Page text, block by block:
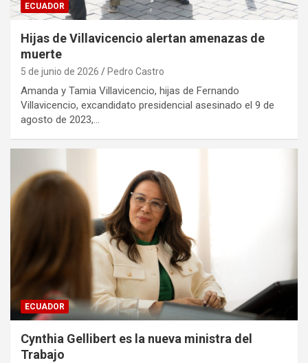
ECUADOR
Hijas de Villavicencio alertan amenazas de
muerte
5 de junio de 2026 Pedro Castro
Amanda y Tamia Villavicencio, hijas de Fernando
Villavicencio, excandidato presidencial asesinado el 9 de
agosto de 2023,…
ECUADOR
Cynthia Gellibert es la nueva ministra del
Trabajo